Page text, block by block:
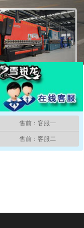
冷设备售前：客服一
售前：客服二